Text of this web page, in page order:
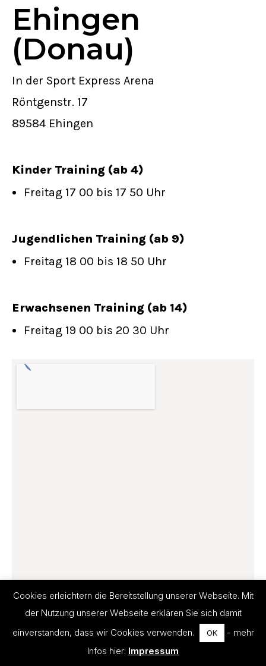
Ehingen
(Donau)
In der Sport Express Arena
Röntgenstr. 17
89584 Ehingen
Kinder Training (ab 4)
Freitag 17 00 bis 17 50 Uhr
Jugendlichen Training (ab 9)
Freitag 18 00 bis 18 50 Uhr
Erwachsenen Training (ab 14)
Freitag 19 00 bis 20 30 Uhr
Cookies erleichtern die Bereitstellung unserer Webseite. Mit
der Nutzung unserer Webseite erklären Sie sich damit
einverstanden, dass wir Cookies verwenden.
OK
- mehr
Infos hier: Impressum